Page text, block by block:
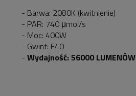
- Barwa: 2080K (kwitnienie)
- PAR: 740 μmol/s
- Moc: 400W
- Gwint: E40
- Wydajność: 56000 LUMENÓW